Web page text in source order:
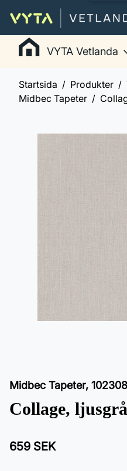
VYTA Vetlanda
Startsida Produkter
Midbec Tapeter
Midbec Tapeter, 102308
Collage,
659 SEK